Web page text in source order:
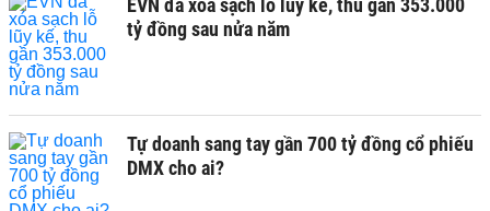
EVN đã xóa sạch lỗ lũy kế, thu gần 353.000
tỷ đồng sau nửa năm
Tự doanh sang tay gần 700 tỷ đồng cổ phiếu
DMX cho ai?